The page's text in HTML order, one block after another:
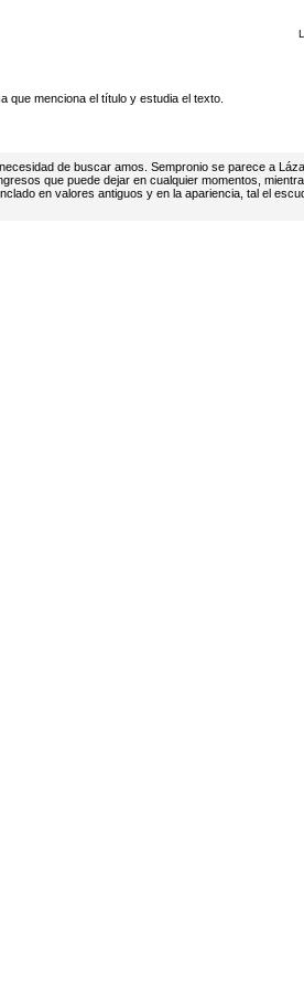
que menciona el título y estudia el texto.
de buscar amos. Sempronio se parece a
que puede dejar en cualquier momentos,
en valores antiguos y en la apariencia, tal el